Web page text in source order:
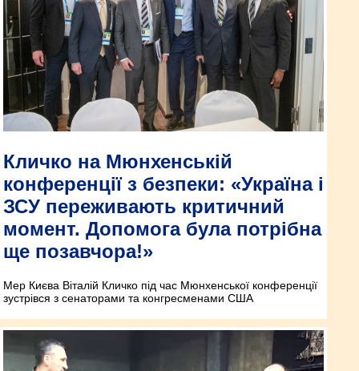
Кличко на Мюнхенській
конференції з безпеки: «Україна і
ЗСУ переживають критичний
момент. Допомога була потрібна
ще позавчора!»
Мер Києва Віталій Кличко під час Мюнхенської конференції
зустрівся з сенаторами та конгресменами США